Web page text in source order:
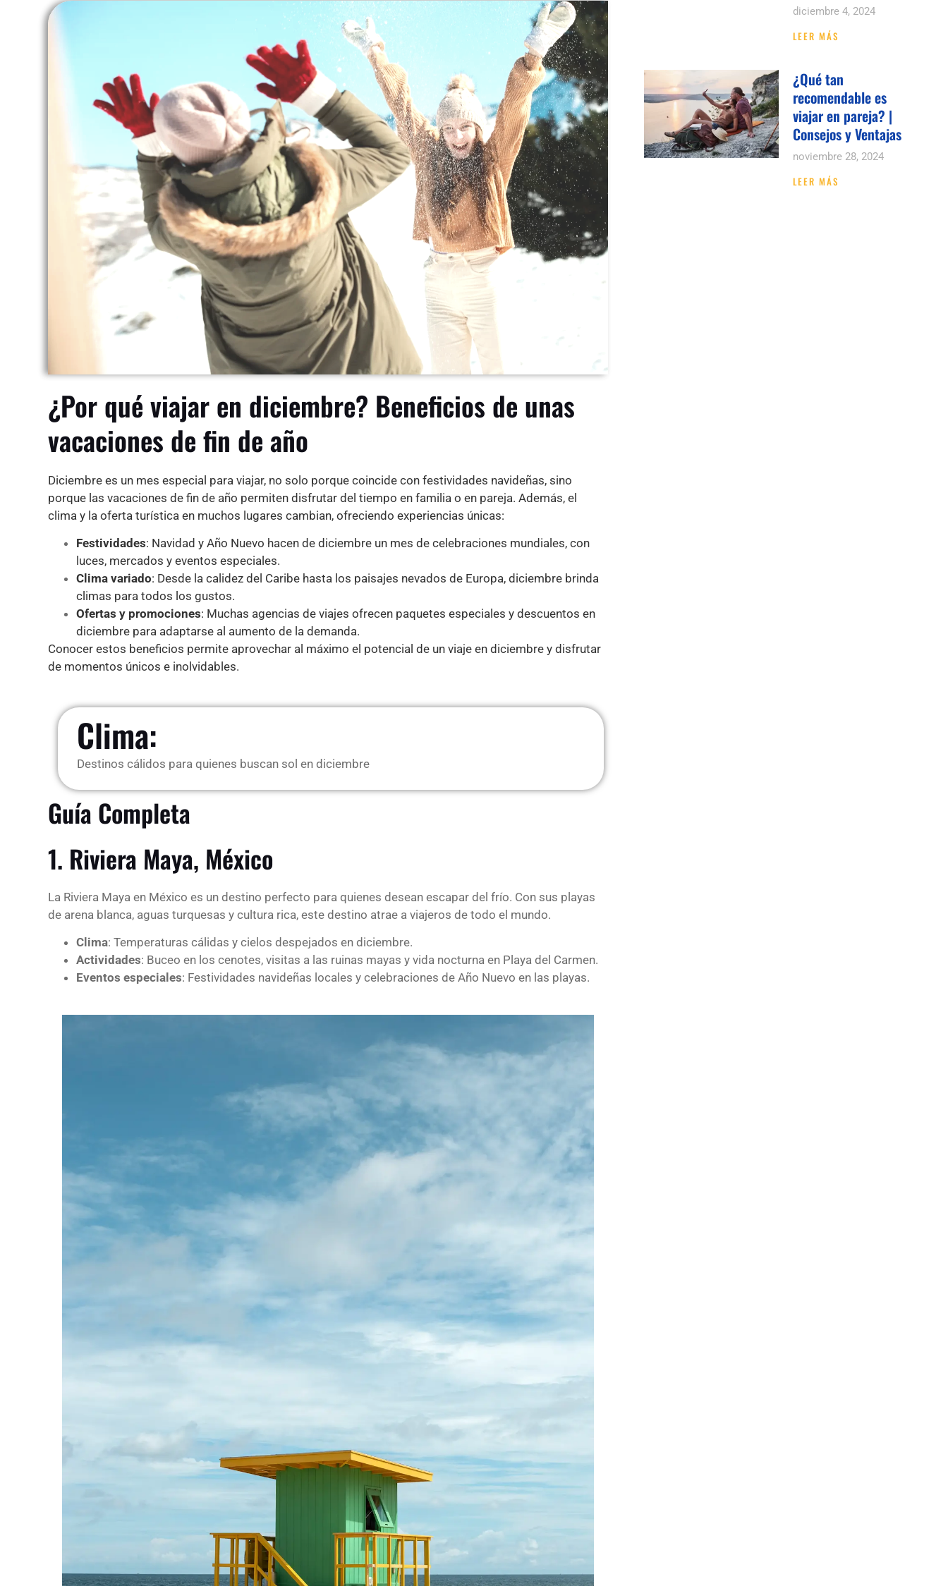
¿Por qué viajar en diciembre? Beneficios de unas
vacaciones de fin de año
Diciembre es un mes especial para viajar, no solo porque coincide con festividades navideñas, sino
porque las vacaciones de fin de año permiten disfrutar del tiempo en familia o en pareja. Además, el
clima y la oferta turística en muchos lugares cambian, ofreciendo experiencias únicas:
Festividades: Navidad y Año Nuevo hacen de diciembre un mes de celebraciones mundiales, con
luces, mercados y eventos especiales.
Clima variado: Desde la calidez del Caribe hasta los paisajes nevados de Europa, diciembre brinda
climas para todos los gustos.
Ofertas y promociones: Muchas agencias de viajes ofrecen paquetes especiales y descuentos en
diciembre para adaptarse al aumento de la demanda.
Conocer estos beneficios permite aprovechar al máximo el potencial de un viaje en diciembre y disfrutar
de momentos únicos e inolvidables.
Clima:
Destinos cálidos para quienes buscan sol en diciembre
Guía Completa
1. Riviera Maya, México
La Riviera Maya en México es un destino perfecto para quienes desean escapar del frío. Con sus playas
de arena blanca, aguas turquesas y cultura rica, este destino atrae a viajeros de todo el mundo.
Clima: Temperaturas cálidas y cielos despejados en diciembre.
Actividades: Buceo en los cenotes, visitas a las ruinas mayas y vida nocturna en Playa del Carmen.
Eventos especiales: Festividades navideñas locales y celebraciones de Año Nuevo en las playas.
diciembre 4, 2024
LEER MÁS
¿Qué tan
recomendable es
viajar en pareja? |
Consejos y Ventajas
noviembre 28, 2024
LEER MÁS